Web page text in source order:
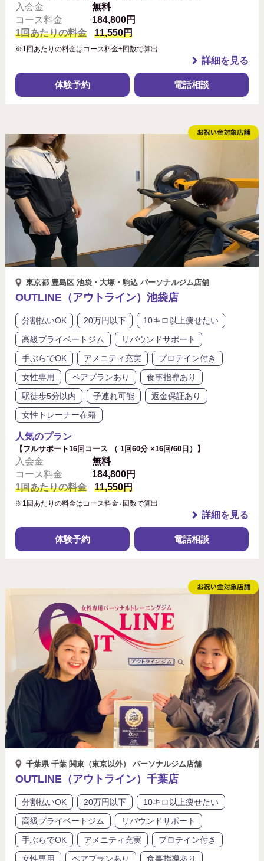
入会金
無料
コース料金
184,800円
1回あたりの料金
11,550円
※1回あたりの料金はコース料金÷回数で算出
詳細を見る
体験予約 電話相談
東京都 豊島区 池袋・大塚・駒込 パーソナルジム店舗
OUTLINE（アウトライン）池袋店
分割払いOK 20万円以下
10キロ以上痩せたい
高級プライベートジム
リバウンドサポート
手ぶらでOK
アメニティ充実
プロテイン付き
女性専用
ペアプランあり
食事指導あり
駅徒歩5分以内
子連れ可能
返金保証あり
女性トレーナー在籍
人気のプラン
【フルサポート16回コース （ 1回60分 ×16回/60日）】
入会金
無料
コース料金
184,800円
1回あたりの料金
11,550円
※1回あたりの料金はコース料金÷回数で算出
詳細を見る
体験予約 電話相談
千葉県 千葉 関東（東京以外） パーソナルジム店舗
OUTLINE（アウトライン）千葉店
分割払いOK 20万円以下
10キロ以上痩せたい
高級プライベートジム
リバウンドサポート
手ぶらでOK
アメニティ充実
プロテイン付き
女性専用
ペアプランあり
食事指導あり